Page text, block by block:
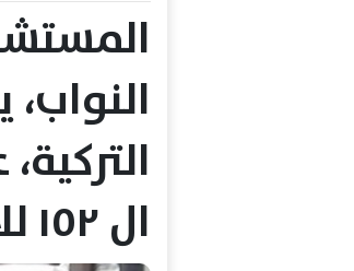
ال ١٥٢ للاتحاد البرلماني الدولي